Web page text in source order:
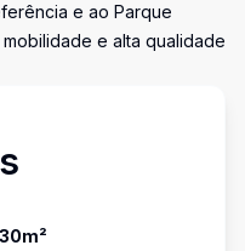
e ao Parque
e alta qualidade
m²